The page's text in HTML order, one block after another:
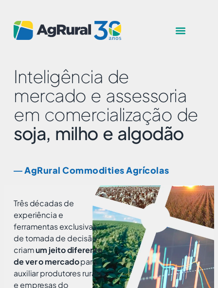
Inteligência de
mercado e assessoria
em comercialização de
soja, milho e algodão
― AgRural Commodities Agrícolas
Três décadas de
experiência e
ferramentas exclusivas
de tomada de decisão
criamum jeito diferente
de ver o mercadopara
auxiliar produtores rurais
e empresas do